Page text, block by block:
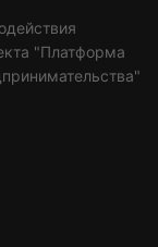
"Платформа